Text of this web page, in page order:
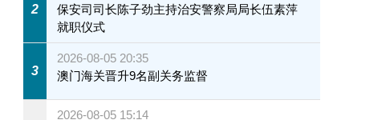
2
保安司司长陈子劲主持治安警察局局长伍素萍
就职仪式
3
2026-08-05 20:35
澳门海关晋升9名副关务监督
2026-08-05 15:14